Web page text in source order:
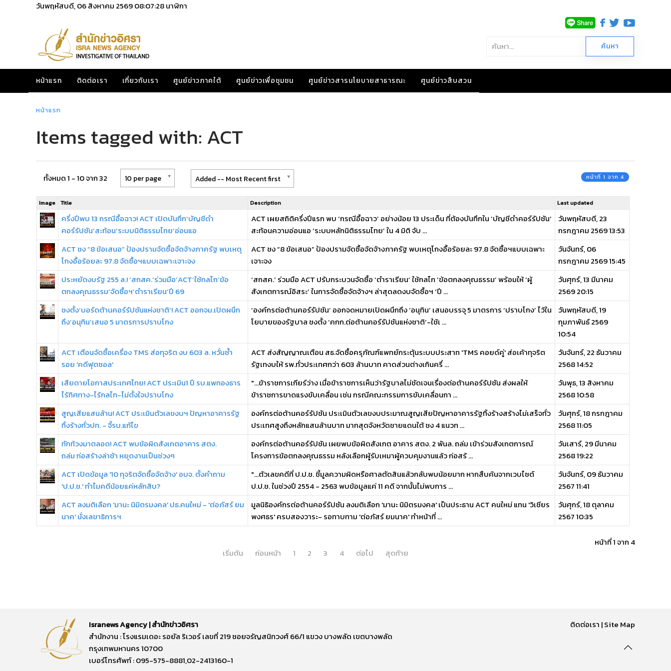
วันพฤหัสบดี, 06 สิงหาคม 256908:07:28นาฬิกา
หน้าแรก ติดต่อเรา เกี่ยวกับเรา ศูนย์ข่าวภาคใต้ ศูนย์ข่าวเพื่อชุมชน ศูนย์ข่าวสารนโยบายสาธารณะ ศูนย์ข่าวสืบสวน
หน้าแรก
Items tagged with: ACT
ทั้งหมด 1 - 10 จาก 32 10 per page Added -- Most Recent first หน้าที่ 1 จาก 4
Image Title Description Last updated
ครึ่งปีพบ 13 กรณีอื้อฉาว! ACT เปิดบันทึก‘บัญชีดำ
คอร์รัปชัน’สะท้อน‘ระบบนิติธรรมไทย’อ่อนแอ
ACT เผยสถิติครึ่งปีแรก พบ ‘กรณีอื้อฉาว’ อย่างน้อย 13 ประเด็น ที่ต้องบันทึกใน ‘บัญชีดำคอร์รัปชัน’
สะท้อนความอ่อนแอ ‘ระบบหลักนิติธรรมไทย’ ใน 4 มิติ จับ ...
วันพฤหัสบดี, 23
กรกฎาคม 2569 13:53
ACT ชง “8 ข้อเสนอ” ป้องปรามจัดซื้อจัดจ้างภาครัฐ พบเหตุ
โกงอื้อร้อยละ 97.8 จัดซื้อฯแบบเฉพาะเจาะจง
ACT ชง “8 ข้อเสนอ” ป้องปรามจัดซื้อจัดจ้างภาครัฐ พบเหตุโกงอื้อร้อยละ 97.8 จัดซื้อฯแบบเฉพาะ
เจาะจง
วันจันทร์, 06
กรกฎาคม 2569 15:45
ประหยัดงบรัฐ 255 ล.! ‘สกสค.’ร่วมมือ‘ACT’ใช้กลไก‘ข้อ
ตกลงคุณธรรม’จัดซื้อฯ‘ตำราเรียน’ปี 69
‘สกสค.’ ร่วมมือ ACT ปรับกระบวนจัดซื้อ ‘ตำราเรียน’ ใช้กลไก ‘ข้อตกลงคุณธรรม’ พร้อมให้ ‘ผู้
สังเกตการณ์อิสระ’ ในการจัดซื้อจัดจ้างฯ ล่าสุดลดงบจัดซื้อฯ ‘ปี ...
วันศุกร์, 13 มีนาคม
2569 20:15
ชงตั้ง‘บอร์ดต้านคอร์รัปชันแห่งชาติ’! ACT ออกจม.เปิดผนึก
ถึง‘อนุทิน’เสนอ 5 มาตรการปราบโกง
‘องค์กรต่อต้านคอร์รัปชัน’ ออกจดหมายเปิดผนึกถึง ‘อนุทิน’ เสนอบรรจุ 5 มาตรการ ‘ปราบโกง’ ไว้ใน
โยบายของรัฐบาล ชงตั้ง ‘คกก.ต่อต้านคอร์รัปชันแห่งชาติ’-ใช้เ ...
วันพฤหัสบดี, 19
กุมภาพันธ์ 2569
10:54
ACT เตือนจัดซื้อเครื่อง TMS ส่อทุจริต งบ 603 ล. หวั่นซ้ำ
รอย 'คดีฟุตซอล'
ACT ส่งสัญญาณเตือน สธ.จัดซื้อครุภัณฑ์แพทย์กระตุ้นระบบประสาท 'TMS คอยด์คู่' ส่อเค้าทุจริต
รัฐเทงบให้ รพ.ทั่วประเทศกว่า 603 ล้านบาท คาดส่วนต่างเกินครึ่ ...
วันจันทร์, 22 ธันวาคม
2568 14:52
เสียดายโอกาสประเทศไทย! ACT ประเมิน1 ปี รบ.แพทองธาร
ไร้ทิศทาง-ไร้กลไก-ไม่ตั้งใจปราบโกง
"...ข้าราชการเกียร์ว่าง เมื่อข้าราชการเห็นว่ารัฐบาลไม่ชัดเจนเรื่องต่อต้านคอร์รัปชัน ส่งผลให้
ข้าราชการขาดแรงขับเคลื่อน เช่น กรณีคณะกรรมการขับเคลื่อนกา ...
วันพุธ, 13 สิงหาคม
2568 10:58
สูญเสียแสนล้าน! ACT ประเมินตัวเลขงบฯ ปัญหาอาคารรัฐ
ทิ้งร้างทั่วปท. - จี้รบ.แก้ไข
องค์กรต่อต้านคอร์รัปชัน ประเมินตัวเลขงบประมาณสูญเสียปัญหาอาคารรัฐทิ้งร้างสร้างไม่เสร็จทั่ว
ประเทศสูงถึงหลักแสนล้านบาท มากสุดจังหวัดชายแดนใต้ ชง 4 แนวท ...
วันศุกร์, 18 กรกฎาคม
2568 11:05
ทักท้วงมาตลอด! ACT พบข้อผิดสังเกตอาคาร สตง.
ถล่ม ก่อสร้างล่าช้า หยุดงานเป็นช่วงๆ
องค์กรต่อต้านคอร์รัปชัน เผยพบข้อผิดสังเกต อาคาร สตง. 2 พันล. ถล่ม เข้าร่วมสังเกตการณ์
โครงการข้อตกลงคุณธรรม หลังเลือกผู้รับเหมาผู้ควบคุมงานแล้ว ก่อสร้ ...
วันเสาร์, 29 มีนาคม
2568 19:22
ACT เปิดข้อมูล '10 ทุจริตจัดซื้อจัดจ้าง' อบจ. ตั้งคำถาม
'ป.ป.ช.' ทำไมคดีน้อยแค่หลักสิบ?
"...ตัวเลขคดีที่ ป.ป.ช. ชี้มูลความผิดหรือศาลตัดสินแล้วกลับพบน้อยมาก หากสืบค้นจากเวบไซต์
ป.ป.ช. ในช่วงปี 2554 - 2563 พบข้อมูลแค่ 11 คดี จากนั้นไม่พบการ ...
วันจันทร์, 09 ธันวาคม
2567 11:41
ACT ลงมติเลือก 'มานะ นิมิตรมงคล' ปธ.คนใหม่ - 'ต่อภัสร์ ยม
นาค' นั่งเลขาธิการฯ
มูลนิธิองค์กรต่อต้านคอร์รัปชัน ลงมติเลือก 'มานะ นิมิตรมงคล' เป็นประธาน ACT คนใหม่ แทน 'วิเชียร
พงศธร' ครบสองวาระ- รอทาบทาม 'ต่อภัสร์ ยมนาค' ทำหน้าที่ ...
วันศุกร์, 18 ตุลาคม
2567 10:35
หน้าที่ 1 จาก 4
เริ่มต้น
ก่อนหน้า 1 2 3 4 ต่อไป สุดท้าย
Isranews Agency | สำนักข่าวอิศรา
สำนักงาน : โรงแรมเดอะ รอยัล ริเวอร์ เลขที่ 219 ซอยจรัญสนิทวงศ์ 66/1 แขวง บางพลัด เขตบางพลัด
กรุงเทพมหานคร 10700
เบอร์โทรศัพท์ : 095-575-8881,02-2413160-1
ติดต่อเรา |Site Map